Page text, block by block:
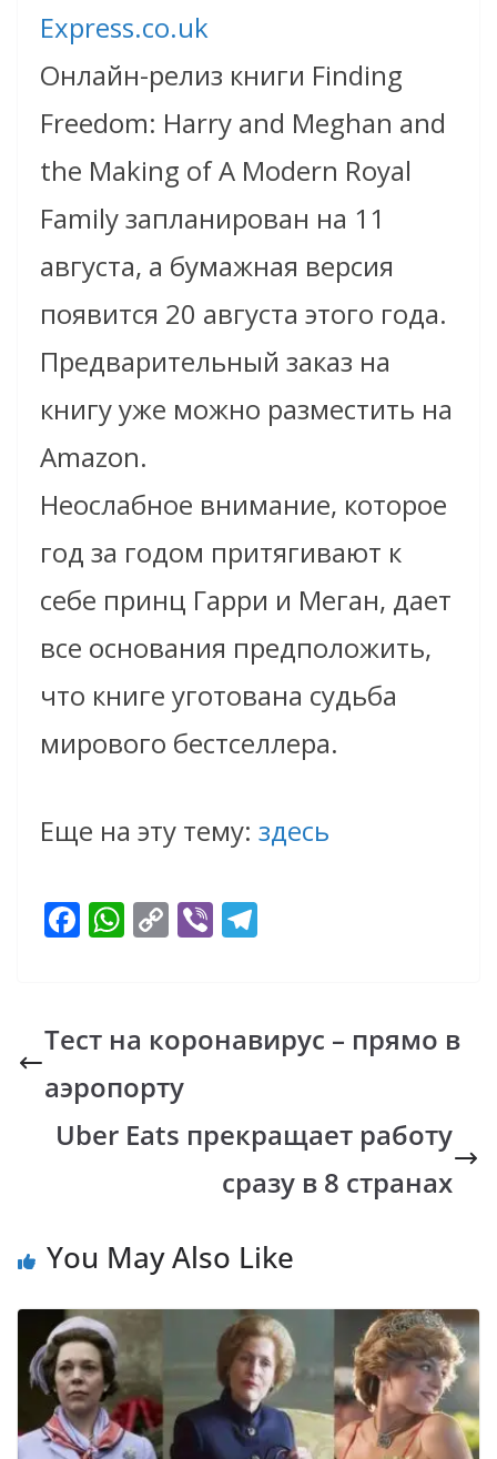
Express.co.uk
Онлайн-релиз книги Finding
Freedom: Harry and Meghan and
the Making of A Modern Royal
Family запланирован на 11
августа, а бумажная версия
появится 20 августа этого года.
Предварительный заказ на
книгу уже можно разместить на
Amazon.
Неослабное внимание, которое
год за годом притягивают к
себе принц Гарри и Меган, дает
все основания предположить,
что книге уготована судьба
мирового бестселлера.
Еще на эту тему: здесь
F
b
o
o
k
W
s
A
p
p
C
y
Li
n
k
Vi
gr
a
Тест на коронавирус – прямо в
аэропорту
Uber Eats прекращает работу
сразу в 8 странах
You May Also Like